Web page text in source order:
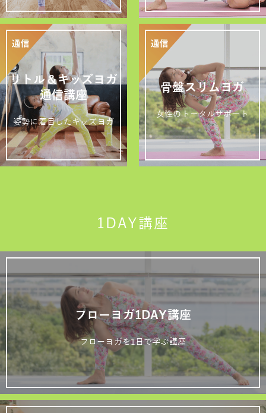
リトル＆キッズヨガ
通信講座
姿勢に着目したキッズヨガ
骨盤スリムヨガ
女性のトータルサポート
1DAY講座
フローヨガ1DAY講座
フローヨガを1日で学ぶ講座